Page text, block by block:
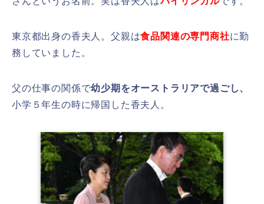
東京都出身の香夫人。父親は食品関連の専門商社に勤
務していました。
父の仕事の関係で幼少期をオーストラリアで過ごし、
小学５年生の時に帰国した香夫人。